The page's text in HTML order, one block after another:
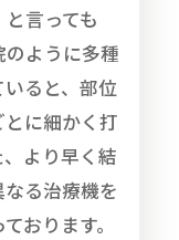
言っても
ように多種
ると、部位
に細かく打
より早く結
る治療機を
おります。